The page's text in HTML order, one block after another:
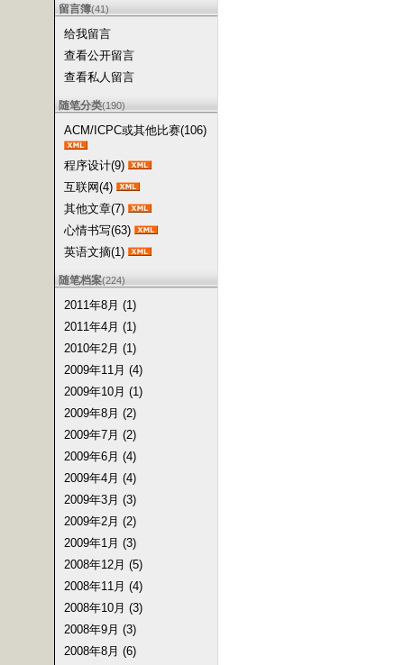
留言簿(41)
给我留言
查看公开留言
查看私人留言
随笔分类(190)
ACM/ICPC或其他比赛(106)
程序设计(9)
互联网(4)
其他文章(7)
心情书写(63)
英语文摘(1)
随笔档案(224)
2011年8月 (1)
2011年4月 (1)
2010年2月 (1)
2009年11月 (4)
2009年10月 (1)
2009年8月 (2)
2009年7月 (2)
2009年6月 (4)
2009年4月 (4)
2009年3月 (3)
2009年2月 (2)
2009年1月 (3)
2008年12月 (5)
2008年11月 (4)
2008年10月 (3)
2008年9月 (3)
2008年8月 (6)